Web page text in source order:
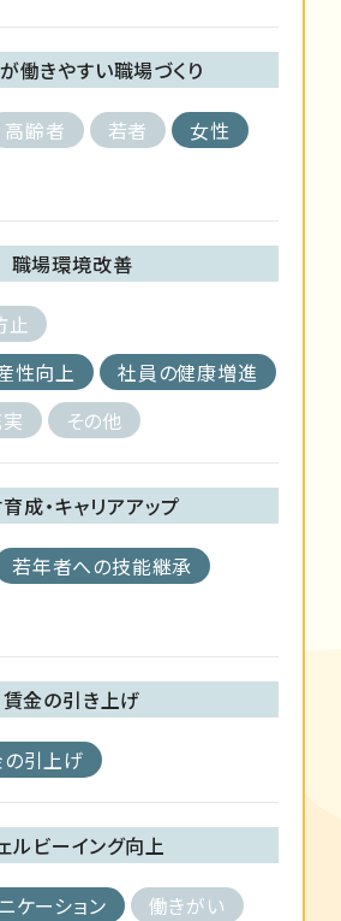
働きやすい職場づくり
高齢者 若者
女性
職場環境改善
止
性向上
社員の健康増進
その他
成・キャリアアップ
若年者への技能継承
賃金の引き上げ
引上げ
ルビーイング向上
ケーション
働きがい